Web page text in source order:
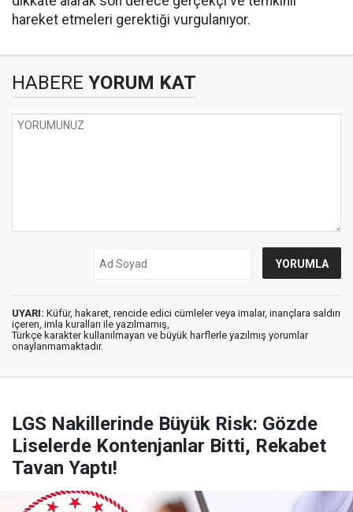
hareket etmeleri gerektiği vurgulanıyor.
HABERE YORUM KAT
UYARI: Küfür, hakaret, rencide edici cümleler veya imalar, inançlara saldırı
içeren, imla kuralları ile yazılmamış,
Türkçe karakter kullanılmayan ve büyük harflerle yazılmış yorumlar
onaylanmamaktadır.
LGS Nakillerinde Büyük Risk: Gözde
Liselerde Kontenjanlar Bitti, Rekabet
Tavan Yaptı!